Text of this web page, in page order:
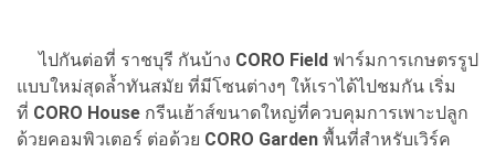
ไปกันต่อที่ ราชบุรี กันบ้าง CORO Field ฟาร์มการเกษตรรูป
แบบใหม่สุดล้ำทันสมัย ที่มีโซนต่างๆ ให้เราได้ไปชมกัน เริ่ม
ที่ CORO House กรีนเฮ้าส์ขนาดใหญ่ที่ควบคุมการเพาะปลูก
ด้วยคอมพิวเตอร์ ต่อด้วย CORO Garden พื้นที่สำหรับเวิร์ค